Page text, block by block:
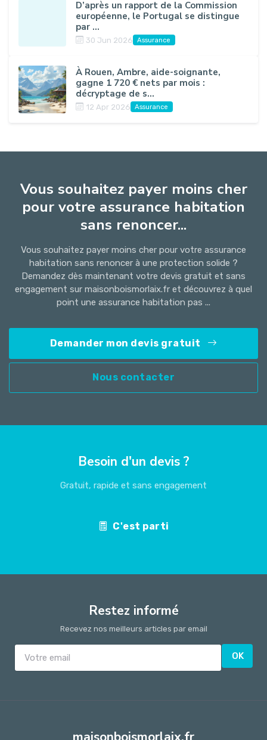
D’après un rapport de la Commission
européenne, le Portugal se distingue
par ...
30 Jun 2026 Assurance
À Rouen, Ambre, aide-soignante,
gagne 1 720 € nets par mois :
décryptage de s...
12 Apr 2026 Assurance
Vous souhaitez payer moins cher
pour votre assurance habitation
sans renoncer...
Vous souhaitez payer moins cher pour votre assurance
habitation sans renoncer à une protection solide ?
Demandez dès maintenant votre devis gratuit et sans
engagement sur maisonboismorlaix.fr et découvrez à quel
point une assurance habitation pas ...
Demander mon devis gratuit
Nous contacter
Besoin d'un devis ?
Gratuit, rapide et sans engagement
C'est parti
Restez informé
Recevez nos meilleurs articles par email
OK